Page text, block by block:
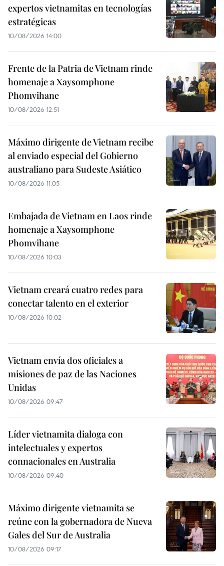
expertos vietnamitas en tecnologías
estratégicas
10/08/2026 14:00
Frente de la Patria de Vietnam rinde
homenaje a Xaysomphone
Phomvihane
10/08/2026 12:51
Máximo dirigente de Vietnam recibe
al enviado especial del Gobierno
australiano para Sudeste Asiático
10/08/2026 11:05
Embajada de Vietnam en Laos rinde
homenaje a Xaysomphone
Phomvihane
10/08/2026 10:03
Vietnam creará cuatro redes para
conectar talento en el exterior
10/08/2026 10:02
Vietnam envía dos oficiales a
misiones de paz de las Naciones
Unidas
10/08/2026 09:47
Líder vietnamita dialoga con
intelectuales y expertos
connacionales en Australia
10/08/2026 09:40
Máximo dirigente vietnamita se
reúne con la gobernadora de Nueva
Gales del Sur de Australia
10/08/2026 09:17